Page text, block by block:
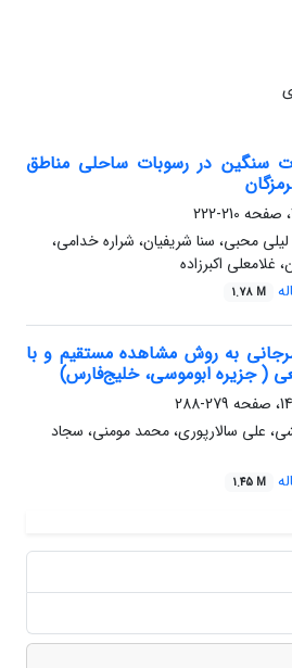
سنگین در رسوبات ساحلی مناطق
210-222
محبی، سنا شریفیان، شراره خدامی،
اکبرزاده
1.78 M
به روش مشاهده مستقیم و با
( جزیره ابوموسی، خلیج‌فارس)
279-288
علی سالارپوری، محمد مومنی، سجاد
1.45 M